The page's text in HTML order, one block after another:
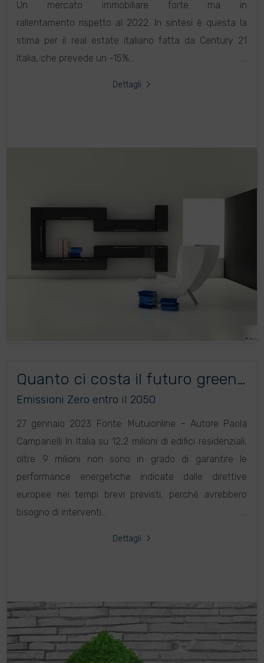
Un mercato immobiliare forte ma in
rallentamento rispetto al 2022. In sintesi è questa la
stima per il real estate italiano fatta da Century 21
Italia, che prevede un -15%...
Dettagli
Quanto ci costa il futuro green
del patrimonio immobiliare
Emissioni Zero entro il 2050
27 gennaio 2023 Fonte: Mutuionline – Autore Paola
Campanelli In Italia su 12,2 milioni di edifici residenziali,
oltre 9 milioni non sono in grado di garantire le
performance energetiche indicate dalle direttive
europee nei tempi brevi previsti, perché avrebbero
bisogno di interventi...
Dettagli